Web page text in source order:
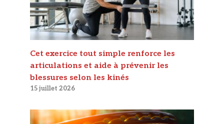
Cet exercice tout simple renforce les
articulations et aide à prévenir les
blessures selon les kinés
15 juillet 2026